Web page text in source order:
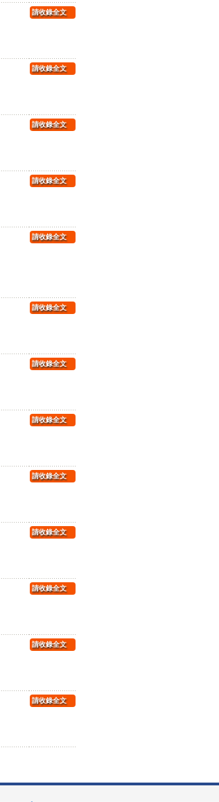
請收錄全文
請收錄全文
請收錄全文
請收錄全文
請收錄全文
請收錄全文
請收錄全文
請收錄全文
請收錄全文
請收錄全文
請收錄全文
請收錄全文
請收錄全文